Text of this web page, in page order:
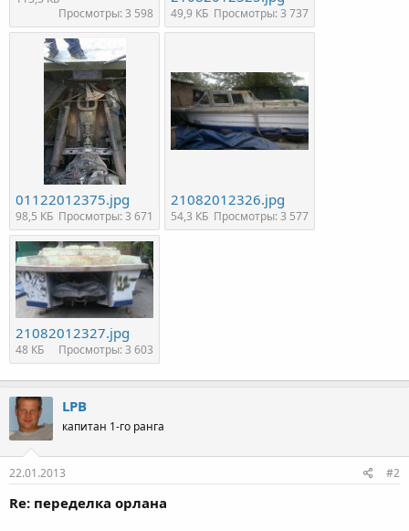
Просмотры: 3 598
49,9 КБ Просмотры: 3 737
01122012375.jpg
98,5 КБ Просмотры: 3 671
21082012326.jpg
54,3 КБ Просмотры: 3 577
21082012327.jpg
48 КБ Просмотры: 3 603
LPB
капитан 1-го ранга
22.01.2013 #2
Re: переделка орлана